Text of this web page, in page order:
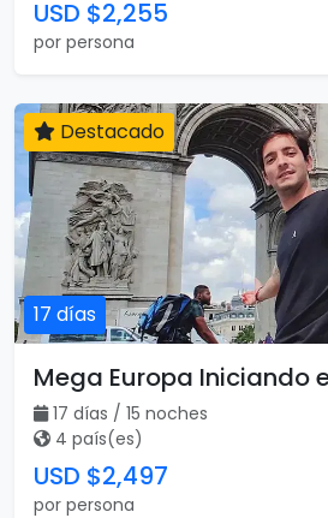
USD $2,255
por persona
17 días
Destacado
Mega Europa Iniciando
17 días / 15 noches
4 país(es)
USD $2,497
por persona